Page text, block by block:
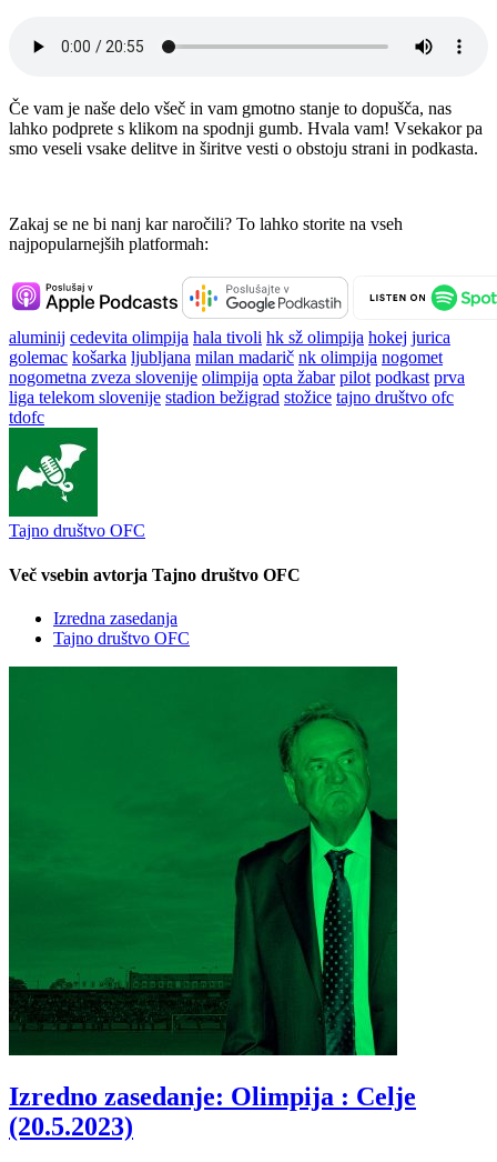
Če vam je naše delo všeč in vam gmotno stanje to dopušča, nas
lahko podprete s klikom na spodnji gumb. Hvala vam! Vsekakor pa
smo veseli vsake delitve in širitve vesti o obstoju strani in podkasta.
Zakaj se ne bi nanj kar naročili? To lahko storite na vseh
najpopularnejših platformah:
aluminij cedevita olimpija hala tivoli hk sž olimpija hokej jurica
golemac košarka ljubljana milan madarič nk olimpija nogomet
nogometna zveza slovenije olimpija opta žabar pilot podkast prva
liga telekom slovenije stadion bežigrad stožice tajno društvo ofc
tdofc
Tajno društvo OFC
Več vsebin avtorja Tajno društvo OFC
Izredna zasedanja
Tajno društvo OFC
Izredno zasedanje: Olimpija : Celje
(20.5.2023)